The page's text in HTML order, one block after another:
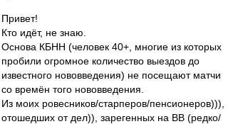
Привет!
Кто идёт, не знаю.
Основа КБНН (человек 40+, многие из которых
пробили огромное количество выездов до
известного нововведения) не посещают матчи
со времён того нововведения.
Из моих ровесников/старперов/пенсионеров))),
отошедших от дел)), зарегенных на ВВ (редко/